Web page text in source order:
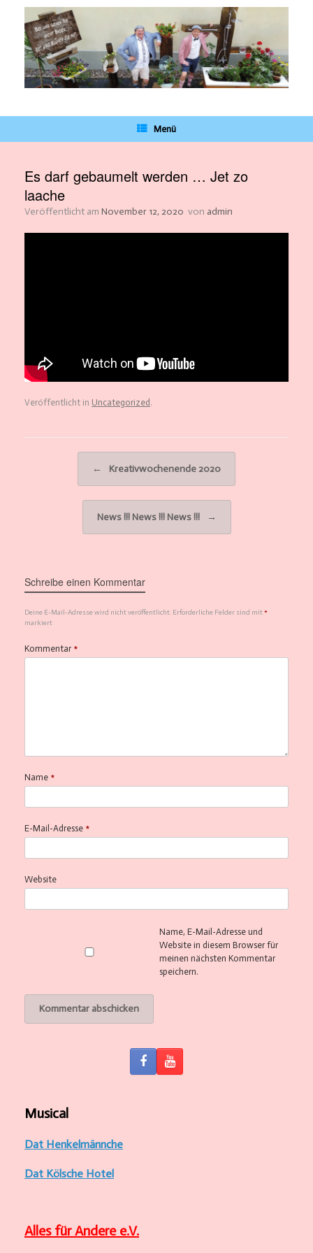
springen
Menü
Es darf gebaumelt werden … Jet zo
laache
Veröffentlicht am November 12, 2020 von admin
Veröffentlicht in Uncategorized.
← Kreativwochenende 2020
News !!! News !!! News !!! →
Schreibe einen Kommentar
Deine E-Mail-Adresse wird nicht veröffentlicht. Erforderliche Felder sind mit*
markiert
Kommentar *
Name *
E-Mail-Adresse *
Website
Name, E-Mail-Adresse und
Website in diesem Browser für
meinen nächsten Kommentar
speichern.
Musical
Dat Henkelmännche
Dat Kölsche Hotel
Alles für Andere e.V.